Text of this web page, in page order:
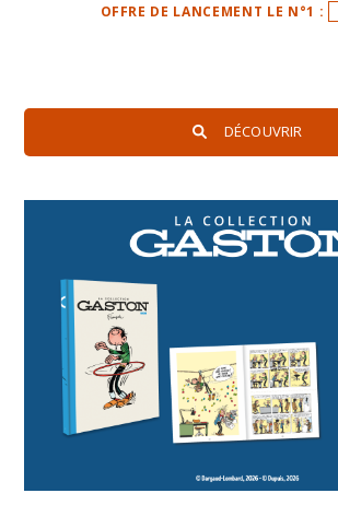
OFFRE DE LANCEMENT LE N°1 :
DÉCOUVRIR